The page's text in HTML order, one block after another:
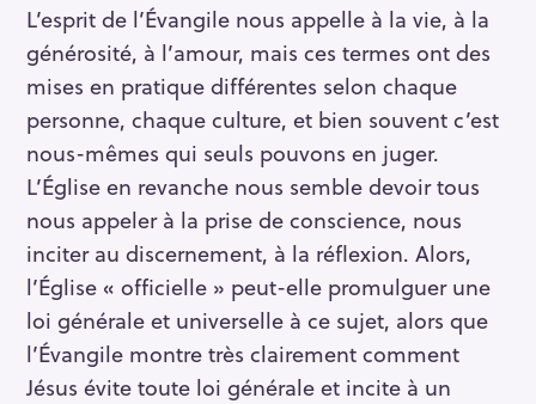
L’esprit de l’Évangile nous appelle à la vie, à la
générosité, à l’amour, mais ces termes ont des
mises en pratique différentes selon chaque
personne, chaque culture, et bien souvent c’est
nous-mêmes qui seuls pouvons en juger.
L’Église en revanche nous semble devoir tous
nous appeler à la prise de conscience, nous
inciter au discernement, à la réflexion. Alors,
l’Église « officielle » peut-elle promulguer une
loi générale et universelle à ce sujet, alors que
l’Évangile montre très clairement comment
Jésus évite toute loi générale et incite à un